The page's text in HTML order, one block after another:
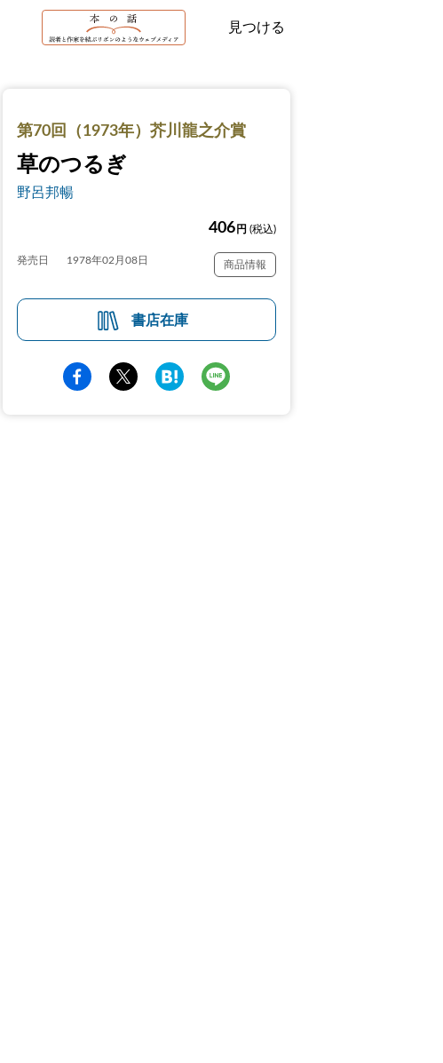
見つける
第70回（1973年）芥川龍之介賞
草のつるぎ
野呂邦暢
406 円 (税込)
発売日 1978年02月08日 商品情報
書店在庫